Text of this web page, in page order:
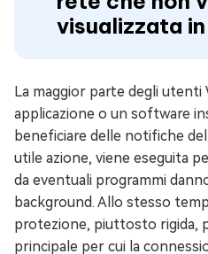
visualizzata
La maggior parte degli utenti
applicazione o un software
beneficiare delle notifiche
utile azione, viene eseguita
da eventuali programmi
background. Allo stesso
protezione, piuttosto rigida,
principale per cui la